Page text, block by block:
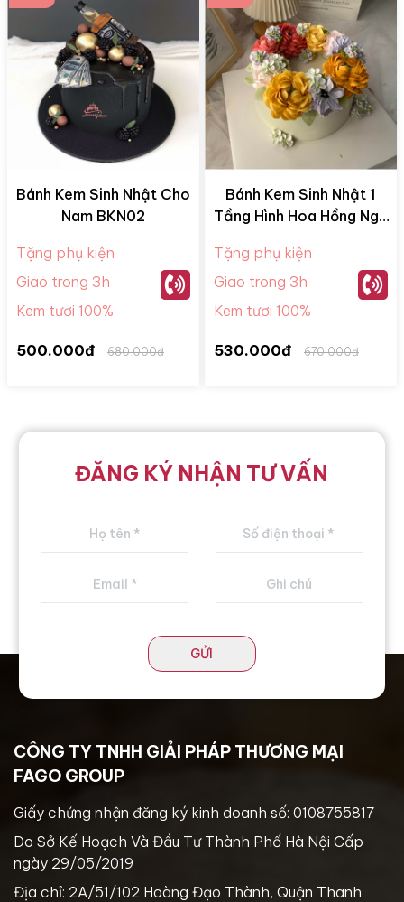
Bánh Kem Sinh Nhật Cho
Nam BKN02
Tặng phụ kiện
Giao trong 3h
Kem tươi 100%
500.000đ 680.000đ
Bánh Kem Sinh Nhật 1
Tầng Hình Hoa Hồng Ngũ
Tặng phụ kiện
Giao trong 3h
Kem tươi 100%
530.000đ 670.000đ
ĐĂNG KÝ NHẬN TƯ VẤN
GỬI
CÔNG TY TNHH GIẢI PHÁP THƯƠNG MẠI
FAGO GROUP
Giấy chứng nhận đăng ký kinh doanh số: 0108755817
Do Sở Kế Hoạch Và Đầu Tư Thành Phố Hà Nội Cấp
ngày 29/05/2019
Địa chỉ: 2A/51/102 Hoàng Đạo Thành, Quận Thanh